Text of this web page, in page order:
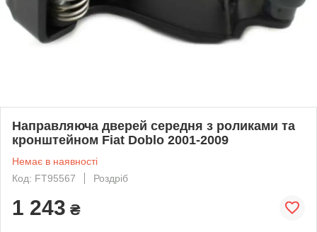
Направляюча дверей середня з роликами та
кронштейном Fiat Doblo 2001-2009
Немає в наявності
Код: FT95567
Роздріб
1 243 ₴